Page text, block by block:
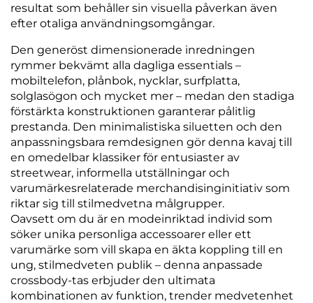
resultat som behåller sin visuella påverkan även
efter otaliga användningsomgångar.
Den generöst dimensionerade inredningen
rymmer bekvämt alla dagliga essentials –
mobiltelefon, plånbok, nycklar, surfplatta,
solglasögon och mycket mer – medan den stadiga
förstärkta konstruktionen garanterar pålitlig
prestanda. Den minimalistiska siluetten och den
anpassningsbara remdesignen gör denna kavaj till
en omedelbar klassiker för entusiaster av
streetwear, informella utställningar och
varumärkesrelaterade merchandisinginitiativ som
riktar sig till stilmedvetna målgrupper.
Oavsett om du är en modeinriktad individ som
söker unika personliga accessoarer eller ett
varumärke som vill skapa en äkta koppling till en
ung, stilmedveten publik – denna anpassade
crossbody-tas erbjuder den ultimata
kombinationen av funktion, trender medvetenhet